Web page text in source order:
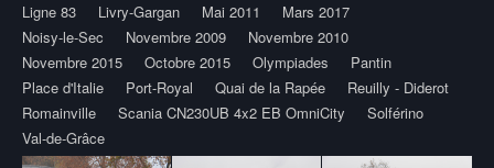
Ligne 83
Livry-Gargan Mai 2011
Mars 2017
Noisy-le-Sec
Novembre 2009
Novembre 2010
Novembre 2015
Octobre 2015 Olympiades
Pantin
Place d'Italie
Port-Royal Quai de la Rapée
Reuilly - Diderot
Romainville
Scania CN230UB 4x2 EB OmniCity
Solférino
Val-de-Grâce